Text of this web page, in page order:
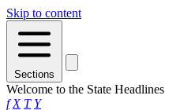
Skip to content
Sections
Welcome to the State Headlines
f X T Y